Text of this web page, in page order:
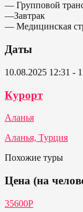
— Групповой
—Завтрак
— Медицинская
Даты
10.08.2025 12:31 -
Курорт
Аланья
Аланья, Турция
Похожие туры
Цена (на
35600P